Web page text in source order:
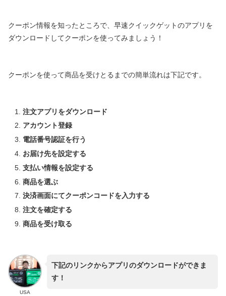
クーポン情報を知ったところで、早速クイックゲットのアプリを
ダウンロードしてクーポンを使ってみましょう！
クーポンを使って商品を受けとるまでの簡単流れは下記です。
注文アプリをダウンロード
アカウント登録
電話番号認証を行う
お届け先を設定する
支払い情報を設定する
商品を選ぶ
決済画面にてクーポンコードを入力する
注文を確定する
商品を受け取る
USA
下記のリンクからアプリのダウンロードができま
す！